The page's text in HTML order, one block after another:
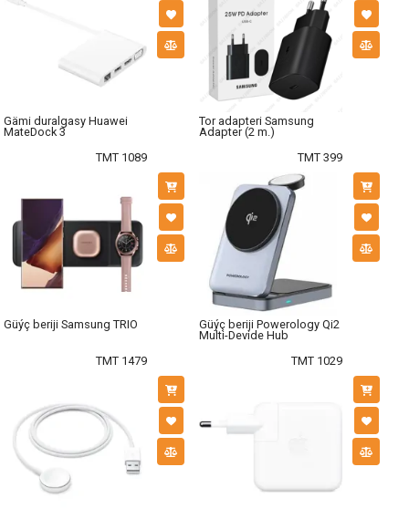
Gämi duralgasy Huawei
MateDoсk 3
TMT 1089
Tor adapteri Samsung
Adapter (2 m.)
TMT 399
Güýç beriji Samsung TRIO
TMT 1479
Güýç beriji Powerology Qi2
Multi-Devide Hub
TMT 1029